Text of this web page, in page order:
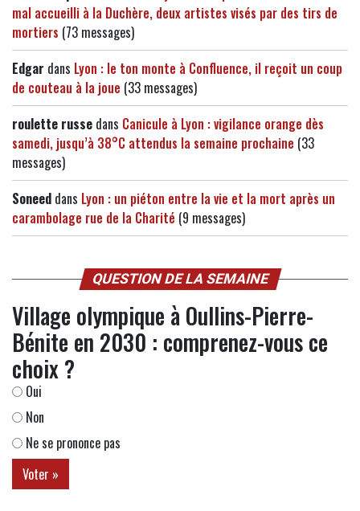
mal accueilli à la Duchère, deux artistes visés par des tirs de
mortiers (73 messages)
Edgar dans Lyon : le ton monte à Confluence, il reçoit un coup
de couteau à la joue (33 messages)
roulette russe dans Canicule à Lyon : vigilance orange dès
samedi, jusqu’à 38°C attendus la semaine prochaine (33
messages)
Soneed dans Lyon : un piéton entre la vie et la mort après un
carambolage rue de la Charité (9 messages)
QUESTION DE LA SEMAINE
Village olympique à Oullins-Pierre-
Bénite en 2030 : comprenez-vous ce
choix ?
Oui
Non
Ne se prononce pas